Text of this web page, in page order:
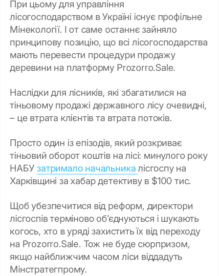
При цьому для управління
лісогосподарством в Україні існує профільне
Мінекології. І от саме останнє зайняло
принципову позицію, що всі лісогосподарства
мають перевести процедури продажу
деревини на платформу Prozorro.Sale.
Наслідки для лісників, які збагатилися на
тіньовому продажі державного лісу очевидні,
– це втрата клієнтів та втрата потоків.
Просто один із епізодів, який розкриває
тіньовий оборот коштів на лісі: минулого року
НАБУзатримало начальникалісгоспу на
Харківщині за хабар детективу в $100 тис.
Щоб убезпечитися від реформ, директори
лісгоспів терміново об’єднуються і шукають
когось, хто в уряді захистить їх від переходу
на Prozorro.Sale. Тож не буде сюрпризом,
якщо найближчим часом ліси віддадуть
Мінстратегпрому.